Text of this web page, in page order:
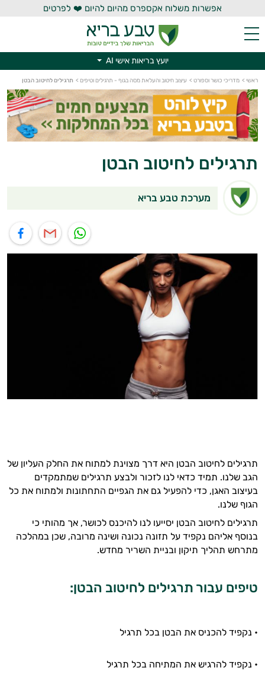
אפשרות משלוח אקספרס מהיום להיום ❤️ לפרטים
יועץ בריאות אישי AI
ראשי > מדריכי כושר וספורט > עיצוב חיטוב והעלאת מסה בגוף - תרגילים וטיפים > תרגילים לחיטוב הבטן
תרגילים לחיטוב הבטן
מערכת טבע בריא
תרגילים לחיטוב הבטן היא דרך מצוינת למתוח את החלק העליון של
הגב שלנו. תמיד כדאי לנו לזכור ולבצע תרגילים שמתמקדים
בעיצוב האגן, כדי להפעיל גם את הגפיים התחתונות ולמתוח את כל
הגוף שלנו.
תרגילים לחיטוב הבטן יסייעו לנו להיכנס לכושר, אך מהותי כי
בנוסף אליהם נקפיד על תזונה נכונה ושינה מרובה, שכן במהלכה
מתרחש תהליך תיקון ובניית השריר מחדש.
טיפים עבור תרגילים לחיטוב הבטן:
• נקפיד להכניס את הבטן בכל תרגיל
• נקפיד להרגיש את המתיחה בכל תרגיל
וספרות מקצועית בתחומי הרפואה הטבעית